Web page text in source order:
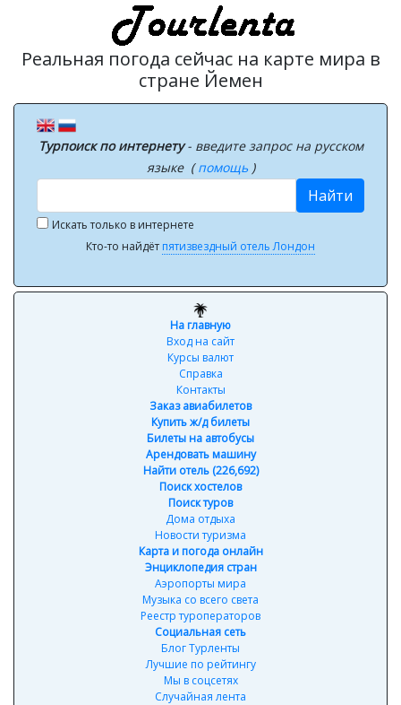
Реальная погода сейчас на карте мира в
стране Йемен
Турпоиск по интернету- введите запрос на русском
языке (помощь )
Найти
Искать только в интернете
Кто-то найдёт пятизвездный отель Лондон
На главную
Вход на сайт
Курсы валют
Справка
Контакты
Заказ авиабилетов
Купить ж/д билеты
Билеты на автобусы
Арендовать машину
Найти отель (226,692)
Поиск хостелов
Поиск туров
Дома отдыха
Новости туризма
Карта и погода онлайн
Энциклопедия стран
Аэропорты мира
Музыка со всего света
Реестр туроператоров
Социальная сеть
Блог Турленты
Лучшие по рейтингу
Мы в соцсетях
Случайная лента